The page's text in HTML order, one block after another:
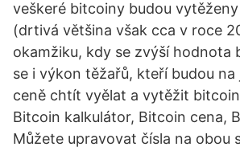
veškeré bitcoiny budou
(drtivá většina však cca v roce
okamžiku, kdy se zvýší hodnota
se i výkon těžařů, kteří budou na
ceně chtít vyělat a vytěžit
Bitcoin kalkulátor, Bitcoin cena,
Můžete upravovat čísla na obou